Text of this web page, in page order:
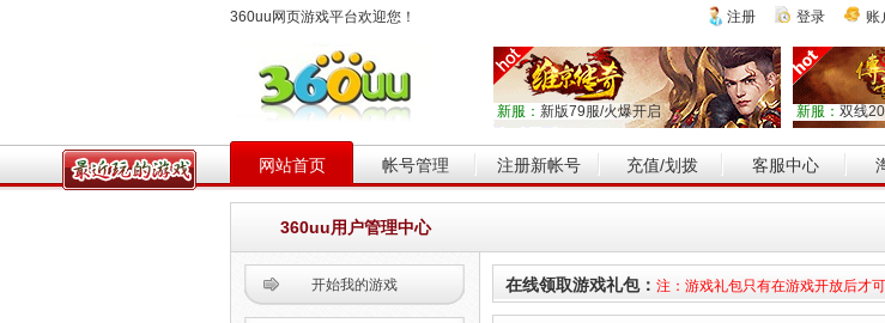
360uu网页游戏平台欢迎您！ 注册 登录 账
新服： 新版79服/火爆开启 新服： 双线
网站首页 帐号管理 注册新帐号 充值/划拨 客服中心
360uu用户管理中心
开始我的游戏 在线领取游戏礼包： 注：游戏礼包只有在游戏开放后才